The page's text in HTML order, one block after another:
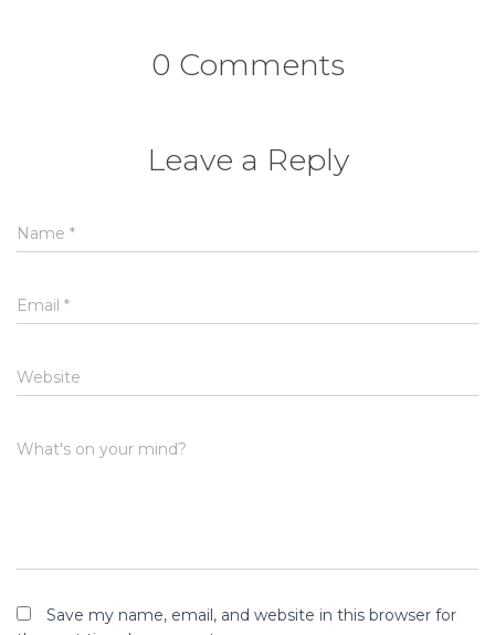
0 Comments
Leave a Reply
Name *
Email *
Website
What's on your mind?
Save my name, email, and website in this browser for